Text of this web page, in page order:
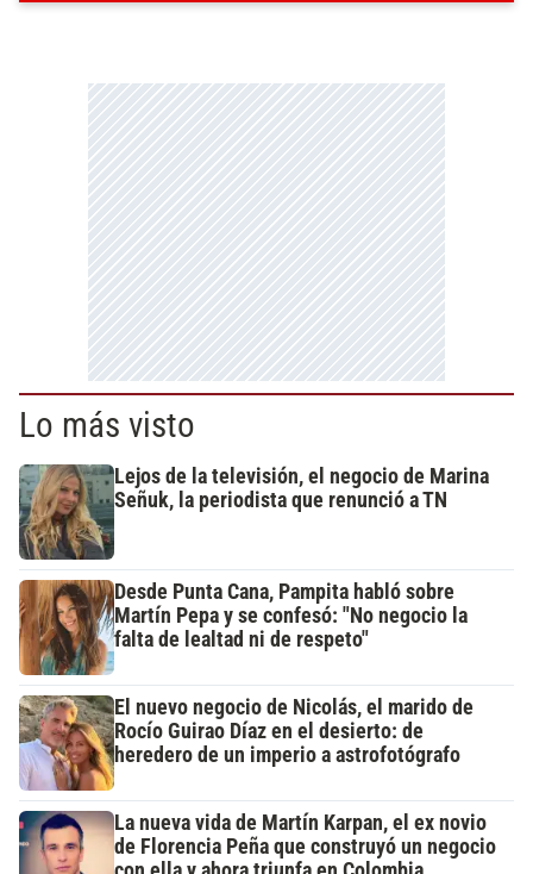
Lo más visto
Lejos de la televisión, el negocio de Marina
Señuk, la periodista que renunció a TN
Desde Punta Cana, Pampita habló sobre
Martín Pepa y se confesó: "No negocio la
falta de lealtad ni de respeto"
El nuevo negocio de Nicolás, el marido de
Rocío Guirao Díaz en el desierto: de
heredero de un imperio a astrofotógrafo
La nueva vida de Martín Karpan, el ex novio
de Florencia Peña que construyó un negocio